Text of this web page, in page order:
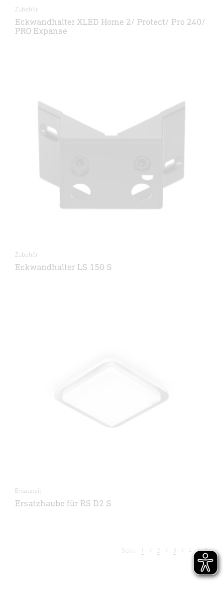
Zubehör
Eckwandhalter XLED Home 2/ Protect/ Pro 240/
PRO Expanse
Zubehör
Eckwandhalter LS 150 S
Ersatzteil
Ersatzhaube für RS D2 S
Seite 1 2 3 4 5